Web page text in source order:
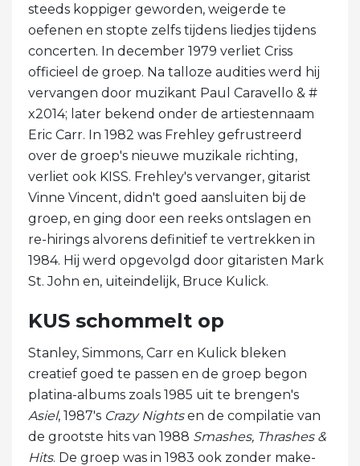
steeds koppiger geworden, weigerde te
oefenen en stopte zelfs tijdens liedjes tijdens
concerten. In december 1979 verliet Criss
officieel de groep. Na talloze audities werd hij
vervangen door muzikant Paul Caravello & #
x2014; later bekend onder de artiestennaam
Eric Carr. In 1982 was Frehley gefrustreerd
over de groep's nieuwe muzikale richting,
verliet ook KISS. Frehley's vervanger, gitarist
Vinne Vincent, didn't goed aansluiten bij de
groep, en ging door een reeks ontslagen en
re-hirings alvorens definitief te vertrekken in
1984. Hij werd opgevolgd door gitaristen Mark
St. John en, uiteindelijk, Bruce Kulick.
KUS schommelt op
Stanley, Simmons, Carr en Kulick bleken
creatief goed te passen en de groep begon
platina-albums zoals 1985 uit te brengen's
Asiel, 1987's Crazy Nightsen de compilatie van
de grootste hits van 1988 Smashes, Thrashes &
Hits. De groep was in 1983 ook zonder make-